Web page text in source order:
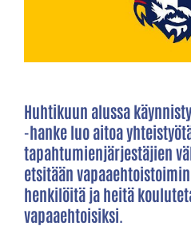
Huhtikuun alussa
-hanke luo aitoa
tapahtumienjärjestäjien
etsitään
henkilöitä ja heitä
vapaaehtoisiksi.